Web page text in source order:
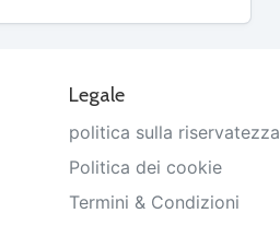
Legale
politica sulla riservatezza
Politica dei cookie
Termini & Condizioni